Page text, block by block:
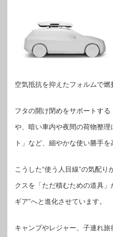
空気抵抗を抑えたフォルムで燃
フタの開け閉めをサポートする
や、暗い車内や夜間の荷物整
ト」など、細やかな使い勝手を
こうした“使う人目線”の気配
クスを「ただ積むための道具
ギア”へと進化させています。
キャンプやレジャー、子連れ